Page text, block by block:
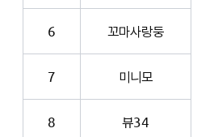
6 꼬마사랑둥
7 미니모
8 뷰34